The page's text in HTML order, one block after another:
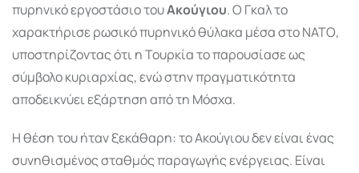
πυρηνικό εργοστάσιο τουΑκούγιου. Ο Γκαλ το
χαρακτήρισε ρωσικό πυρηνικό θύλακα μέσα στο ΝΑΤΟ,
υποστηρίζοντας ότι η Τουρκία το παρουσίασε ως
σύμβολο κυριαρχίας, ενώ στην πραγματικότητα
αποδεικνύει εξάρτηση από τη Μόσχα.
Η θέση του ήταν ξεκάθαρη: το Ακούγιου δεν είναι ένας
συνηθισμένος σταθμός παραγωγής ενέργειας. Είναι